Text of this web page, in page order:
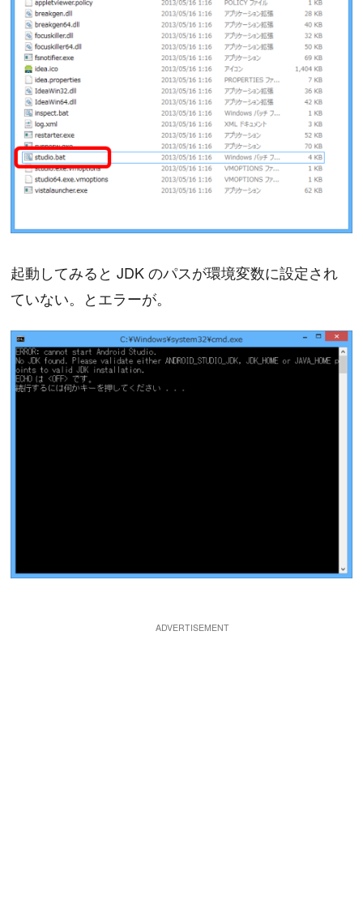
起動してみると JDK のパスが環境変数に設定され
ていない。とエラーが。